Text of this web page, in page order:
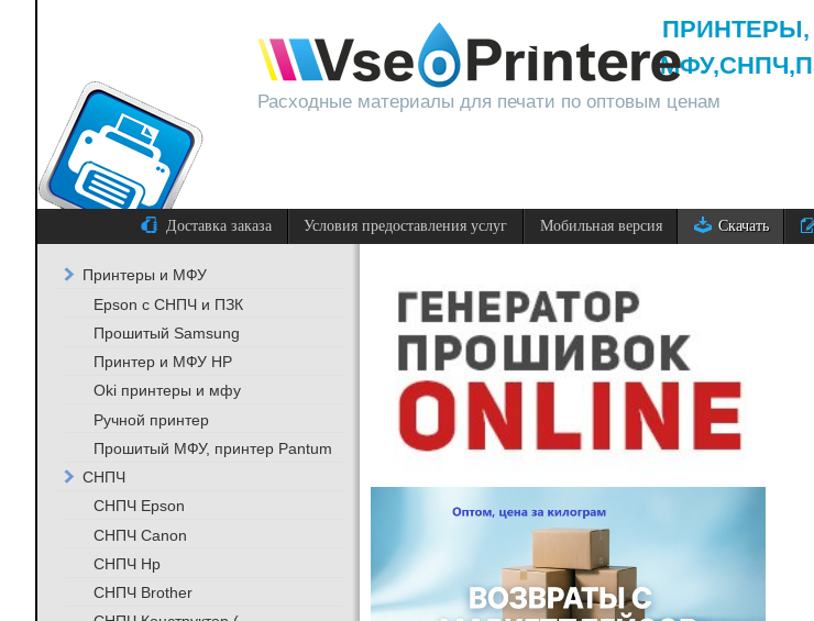
Расходные материалы для печати по оптовым ценам
ПРИНТЕРЫ,
МФУ,СНПЧ,
Доставка заказа Условия предоставления услуг Мобильная версия Скачать
Принтеры и МФУ
Epson с СНПЧ и ПЗК
Прошитый Samsung
Принтер и МФУ HP
Oki принтеры и мфу
Ручной принтер
Прошитый МФУ, принтер Pantum
СНПЧ
СНПЧ Epson
СНПЧ Canon
СНПЧ Hp
СНПЧ Brother